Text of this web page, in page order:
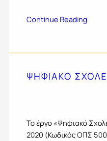
Continue Reading
ΨΗΦΙΑΚΟ
Το έργο «Ψηφιακό
2020 (Κωδικός ΟΠΣ